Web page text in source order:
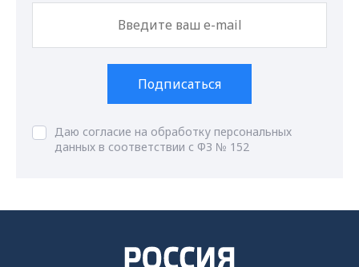
Подписаться
Даю согласие на обработку персональных
данных в соответствии с ФЗ № 152